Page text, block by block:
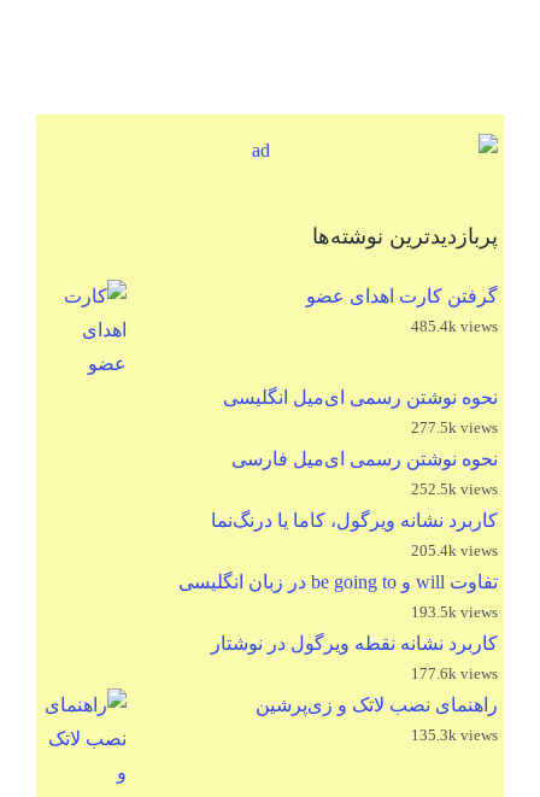
پربازدیدترین نوشته‌ها
گرفتن کارت اهدای عضو
485.4k views
نحوه نوشتن رسمی ای‌میل انگلیسی
277.5k views
نحوه نوشتن رسمی ای‌میل فارسی
252.5k views
کاربرد نشانه ویرگول، کاما یا درنگ‌نما
205.4k views
تفاوت will و be going to در زبان انگلیسی
193.5k views
کاربرد نشانه نقطه ویرگول در نوشتار
177.6k views
راهنمای نصب لاتک و زی‌پرشین
135.3k views